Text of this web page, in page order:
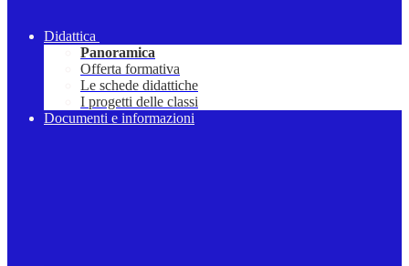
Didattica
Panoramica
Offerta formativa
Le schede didattiche
I progetti delle classi
Documenti e informazioni